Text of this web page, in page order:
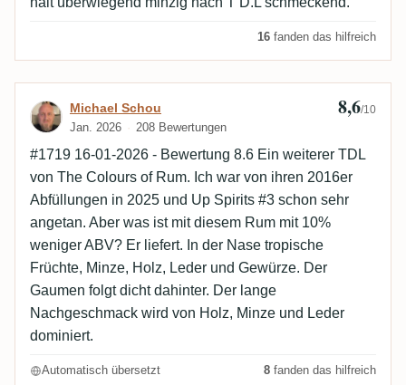
16 fanden das hilfreich
Bewertung von Michael Schou
Michael Schou
Jan. 2026 208 Bewertungen
8,6/10
#1719 16-01-2026 - Bewertung 8.6 Ein weiterer TDL
von The Colours of Rum. Ich war von ihren 2016er
Abfüllungen in 2025 und Up Spirits #3 schon sehr
angetan. Aber was ist mit diesem Rum mit 10%
weniger ABV? Er liefert. In der Nase tropische
Früchte, Minze, Holz, Leder und Gewürze. Der
Gaumen folgt dicht dahinter. Der lange
Nachgeschmack wird von Holz, Minze und Leder
dominiert.
Automatisch übersetzt 8 fanden das hilfreich